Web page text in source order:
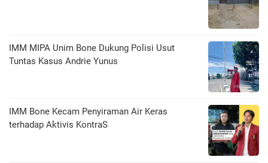
IMM MIPA Unim Bone Dukung Polisi Usut
Tuntas Kasus Andrie Yunus
IMM Bone Kecam Penyiraman Air Keras
terhadap Aktivis KontraS